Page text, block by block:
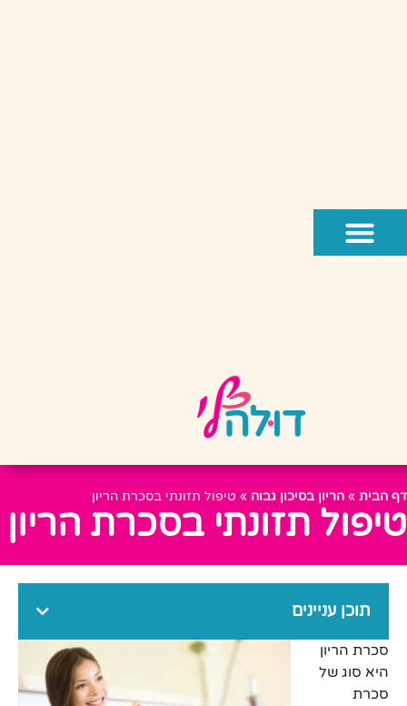
דף הבית » הריון בסיכון גבוה » טיפול תזונתי בסכרת הריון
טיפול תזונתי בסכרת הריון
תוכן עניינים
סכרת הריון
היא סוג של
סכרת